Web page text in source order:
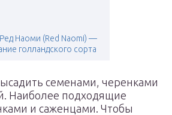
Наоми (Red Naomi) —
голландского сорта
семенами, черенками
Наиболее подходящие
и саженцами. Чтобы